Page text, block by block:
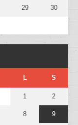
29 30
L S
1 2
8 9